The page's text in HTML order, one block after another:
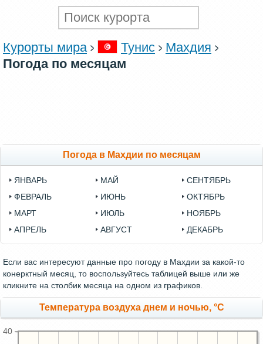
Курорты мира Тунис
Махдия
Погода по месяцам
Погода в Махдии по месяцам
ЯНВАРЬ
ФЕВРАЛЬ
МАРТ
АПРЕЛЬ
МАЙ
ИЮНЬ
ИЮЛЬ
АВГУСТ
СЕНТЯБРЬ
ОКТЯБРЬ
НОЯБРЬ
ДЕКАБРЬ
Если вас интересуют данные про погоду в Махдии за какой-то
конерктный месяц, то воспользуйтесь таблицей выше или же
кликните на столбик месяца на одном из графиков.
Температура воздуха днем и ночью, °C
40